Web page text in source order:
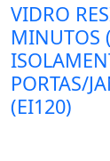
VIDRO
MINUTOS
PORTAS/
(EI120)